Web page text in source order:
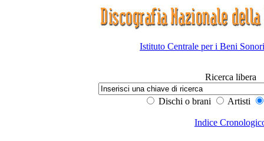
Istituto Centrale per i Beni
Ricerca libera
Dischi o brani Artisti
Indice